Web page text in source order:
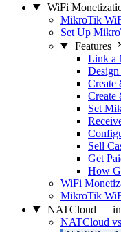
WiFi
MikroTik
Set Up
Features
Link a
Create
Create
Set
Sell
Get
How
WiFi
MikroTik
NATCloud —
NATCloud